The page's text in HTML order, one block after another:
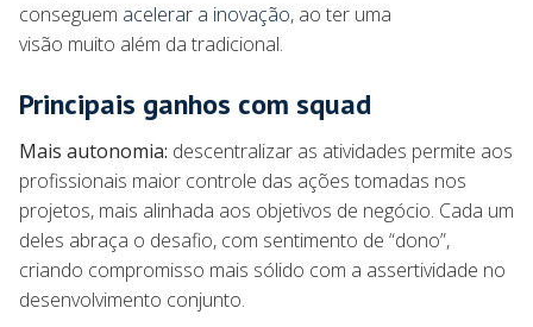
conseguem acelerar a inovação, ao ter uma
visão muito além da tradicional.
Principais ganhos com squad
Mais autonomia: descentralizar as atividades permite aos
profissionais maior controle das ações tomadas nos
projetos, mais alinhada aos objetivos de negócio. Cada um
deles abraça o desafio, com sentimento de “dono”,
criando compromisso mais sólido com a assertividade no
desenvolvimento conjunto.